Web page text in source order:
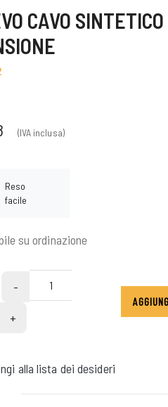
CAVO
(IVA inclusa)
Reso
facile
su ordinazione
-
+
alla lista dei desideri